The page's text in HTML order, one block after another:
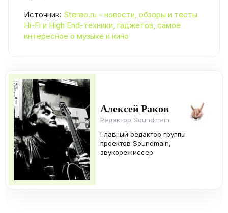
Источник: Stereo.ru - новости, обзоры и тесты
Hi-Fi и High End-техники, гаджетов, самое
интересное о музыке и кино
Алексей Раков
Редактор Soundmain
Главный редактор группы
проектов Soundmain,
звукорежиссер.